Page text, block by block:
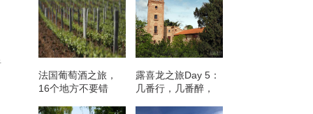
法国葡萄酒之旅，
16个地方不要错
露喜龙之旅Day 5：
几番行，几番醉，